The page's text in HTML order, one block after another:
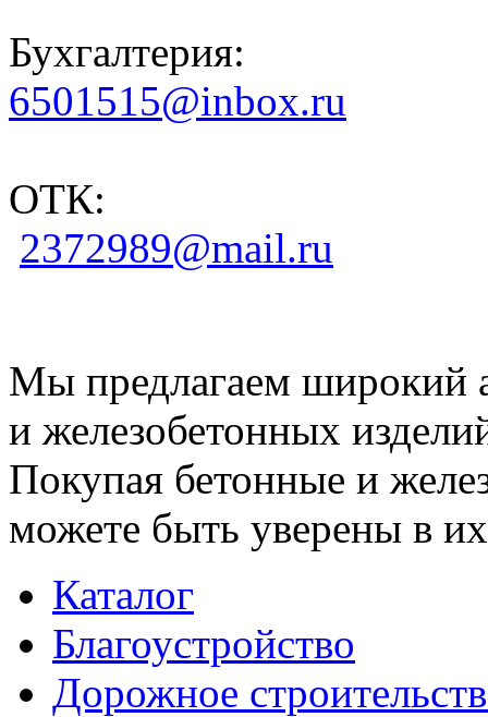
Бухгалтерия:
6501515@inbox.ru
ОТК:
2372989@mail.ru
Мы предлагаем широкий
и железобетонных
Покупая бетонные и
можете быть уверены в их
Каталог
Благоустройство
Дорожное